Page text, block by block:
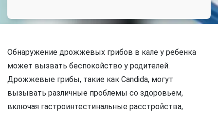
Обнаружение дрожжевых грибов в кале у ребенка
может вызвать беспокойство у родителей.
Дрожжевые грибы, такие как Candida, могут
вызывать различные проблемы со здоровьем,
включая гастроинтестинальные расстройства,